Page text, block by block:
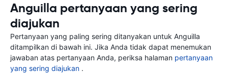
Anguilla pertanyaan yang sering
diajukan
Pertanyaan yang paling sering ditanyakan untuk Anguilla
ditampilkan di bawah ini. Jika Anda tidak dapat menemukan
jawaban atas pertanyaan Anda, periksa halaman pertanyaan
yang sering diajukan .